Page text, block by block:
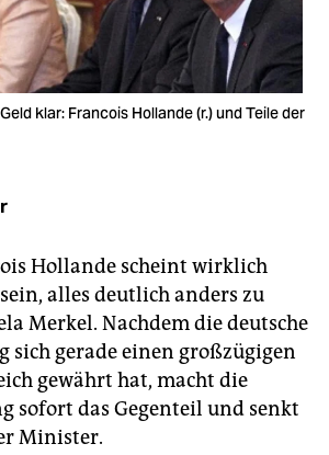
klar: Francois Hollande (r.) und Teile der
Hollande scheint wirklich
alles deutlich anders zu
Merkel. Nachdem die deutsche
sich gerade einen großzügigen
gewährt hat, macht die
sofort das Gegenteil und senkt
Minister.